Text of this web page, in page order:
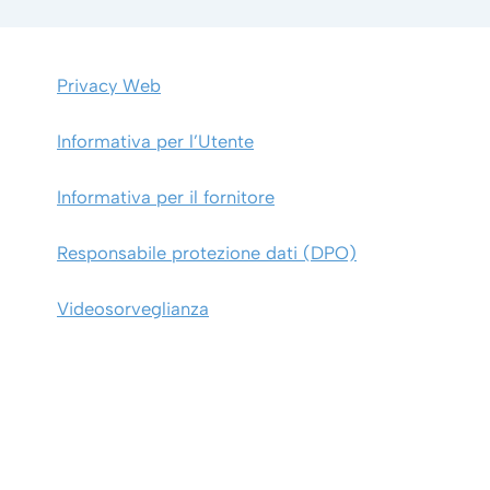
Privacy Web
Informativa per l’Utente
Informativa per il fornitore
Responsabile protezione dati (DPO)
Videosorveglianza